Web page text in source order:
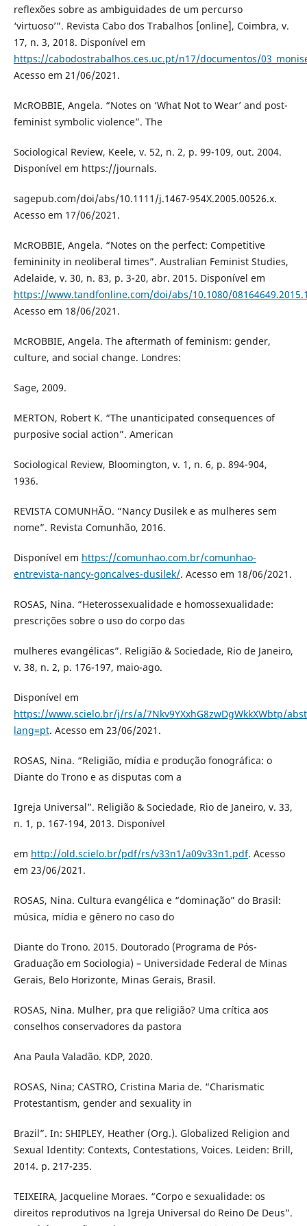
reflexões sobre as ambiguidades de um percurso
‘virtuoso’”. Revista Cabo dos Trabalhos [online], Coimbra, v.
17, n. 3, 2018. Disponível em
https://cabodostrabalhos.ces.uc.pt/n17/documentos/
Acesso em 21/06/2021.
McROBBIE, Angela. “Notes on ‘What Not to Wear’ and post-
feminist symbolic violence”. The
Sociological Review, Keele, v. 52, n. 2, p. 99-109, out. 2004.
Disponível em https://journals.
sagepub.com/doi/abs/10.1111/j.1467-954X.2005.00526.x.
Acesso em 17/06/2021.
McROBBIE, Angela. “Notes on the perfect: Competitive
femininity in neoliberal times”. Australian Feminist Studies,
Adelaide, v. 30, n. 83, p. 3-20, abr. 2015. Disponível em
https://www.tandfonline.com/doi/abs/10.1080/
Acesso em 18/06/2021.
McROBBIE, Angela. The aftermath of feminism: gender,
culture, and social change. Londres:
Sage, 2009.
MERTON, Robert K. “The unanticipated consequences of
purposive social action”. American
Sociological Review, Bloomington, v. 1, n. 6, p. 894-904,
1936.
REVISTA COMUNHÃO. “Nancy Dusilek e as mulheres sem
nome”. Revista Comunhão, 2016.
Disponível em https://comunhao.com.br/comunhao-
entrevista-nancy-goncalves-dusilek/. Acesso em 18/06/2021.
ROSAS, Nina. “Heterossexualidade e homossexualidade:
prescrições sobre o uso do corpo das
mulheres evangélicas”. Religião & Sociedade, Rio de Janeiro,
v. 38, n. 2, p. 176-197, maio-ago.
Disponível em
https://www.scielo.br/j/rs/a/7Nkv9YXxhG8zwDgWkkXWbtp/
lang=pt. Acesso em 23/06/2021.
ROSAS, Nina. “Religião, mídia e produção fonográfica: o
Diante do Trono e as disputas com a
Igreja Universal”. Religião & Sociedade, Rio de Janeiro, v. 33,
n. 1, p. 167-194, 2013. Disponível
em http://old.scielo.br/pdf/rs/v33n1/a09v33n1.pdf. Acesso
em 23/06/2021.
ROSAS, Nina. Cultura evangélica e “dominação” do Brasil:
música, mídia e gênero no caso do
Diante do Trono. 2015. Doutorado (Programa de Pós-
Graduação em Sociologia) – Universidade Federal de Minas
Gerais, Belo Horizonte, Minas Gerais, Brasil.
ROSAS, Nina. Mulher, pra que religião? Uma crítica aos
conselhos conservadores da pastora
Ana Paula Valadão. KDP, 2020.
ROSAS, Nina; CASTRO, Cristina Maria de. “Charismatic
Protestantism, gender and sexuality in
Brazil”. In: SHIPLEY, Heather (Org.). Globalized Religion and
Sexual Identity: Contexts, Contestations, Voices. Leiden: Brill,
2014. p. 217-235.
TEIXEIRA, Jacqueline Moraes. “Corpo e sexualidade: os
direitos reprodutivos na Igreja Universal do Reino De Deus”.